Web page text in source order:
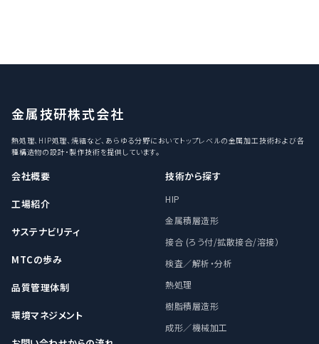
金属技研株式会社
熱処理、HIP処理、焼結など、あらゆる分野においてトップレベルの金属加工技術および各
種構造物の設計・製作技術を提供しています。
会社概要
工場紹介
サステナビリティ
MTCの歩み
品質管理体制
環境マネジメント
技術から探す
HIP
金属積層造形
接合 (ろう付/拡散接合/溶接）
検査／解析・分析
熱処理
樹脂積層造形
成形／機械加工